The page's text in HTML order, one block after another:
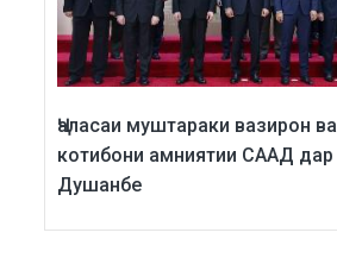
Ҷаласаи муштараки вазирон ва
котибони амниятии СААД дар
Душанбе